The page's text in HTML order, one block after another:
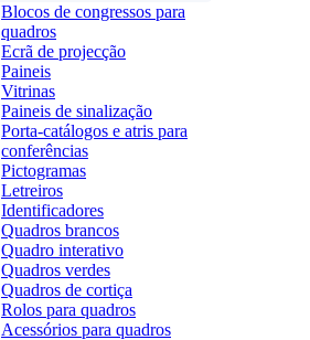
Blocos de congressos para
quadros
Ecrã de projecção
Paineis
Vitrinas
Paineis de sinalização
Porta-catálogos e atris para
conferências
Pictogramas
Letreiros
Identificadores
Quadros brancos
Quadro interativo
Quadros verdes
Quadros de cortiça
Rolos para quadros
Acessórios para quadros